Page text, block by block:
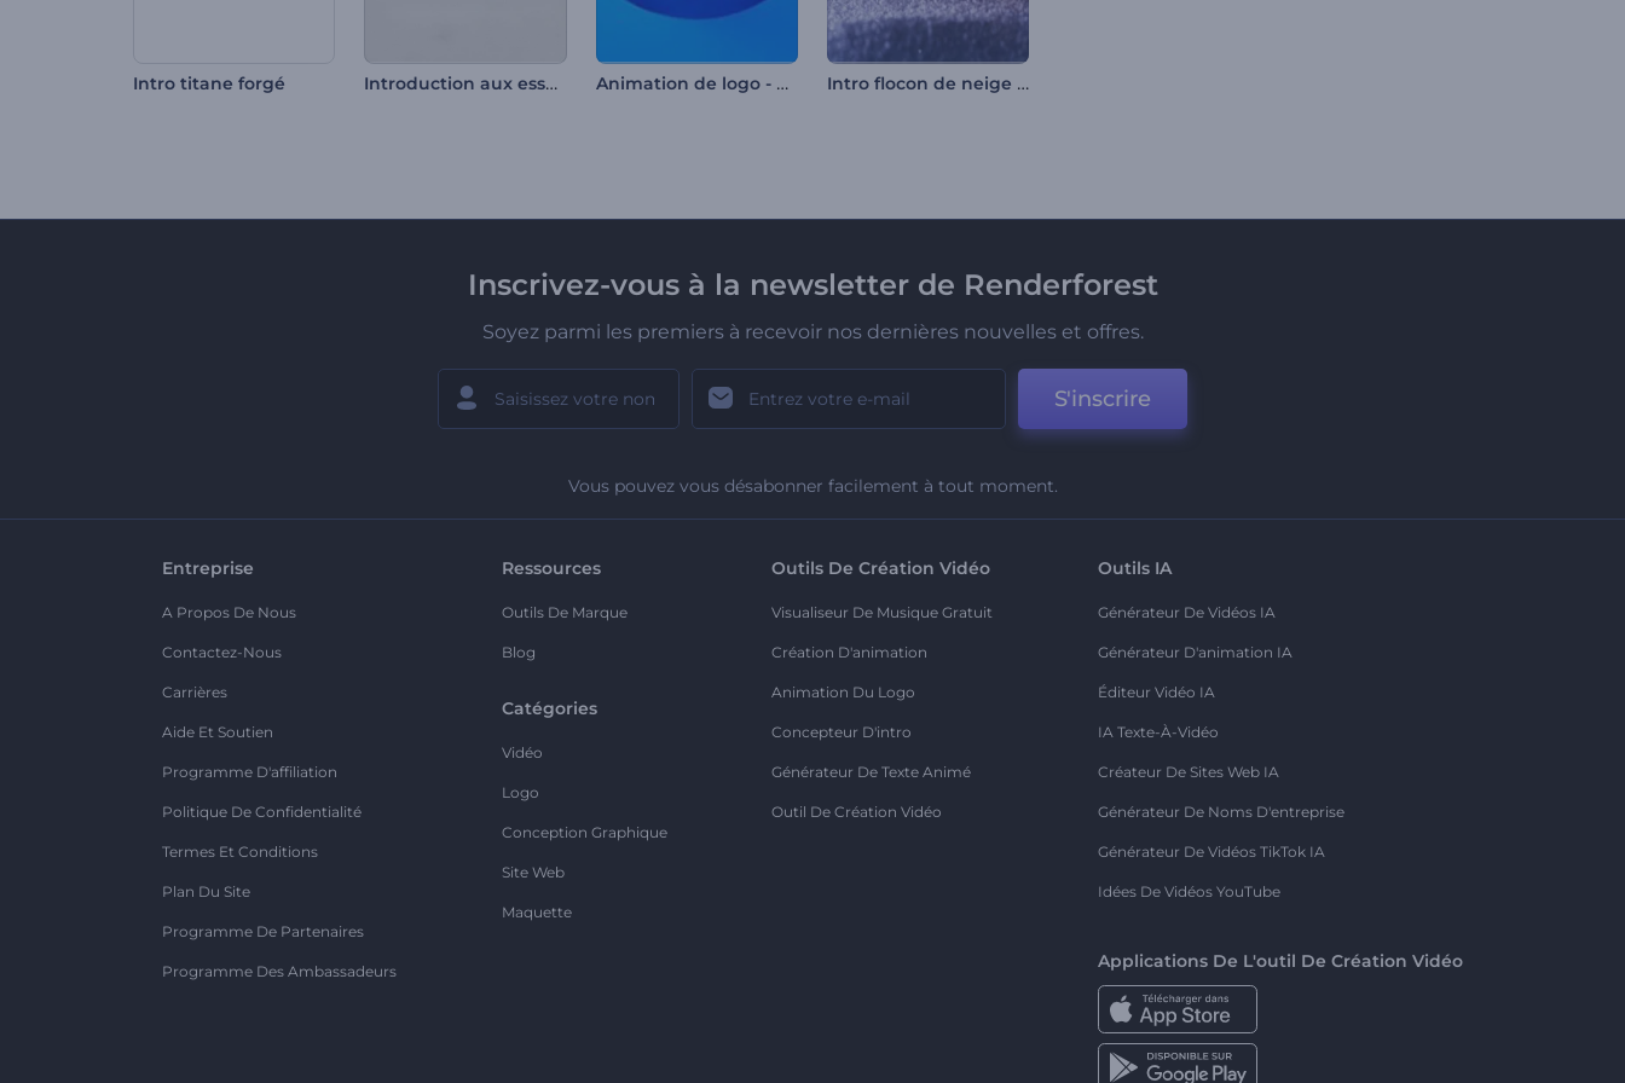
Intro titane forgé Introduction aux essentiels de la salle de sport Animation de logo - Rayures tournantes Intro flocon de neige scintillant
Inscrivez-vous à la newsletter de Renderforest
Soyez parmi les premiers à recevoir nos dernières nouvelles et offres.
S'inscrire
Vous pouvez vous désabonner facilement à tout moment.
Entreprise
A Propos De Nous
Contactez-Nous
Carrières
Aide Et Soutien
Programme D'affiliation
Politique De Confidentialité
Termes Et Conditions
Plan Du Site
Programme De Partenaires
Programme Des Ambassadeurs
Ressources
Outils De Marque
Blog
Catégories
Vidéo
Logo
Conception Graphique
Site Web
Maquette
Outils De Création Vidéo
Visualiseur De Musique Gratuit
Création D'animation
Animation Du Logo
Concepteur D'intro
Générateur De Texte Animé
Outil De Création Vidéo
Outils IA
Générateur De Vidéos IA
Générateur D'animation IA
Éditeur Vidéo IA
IA Texte-À-Vidéo
Créateur De Sites Web IA
Générateur De Noms D'entreprise
Générateur De Vidéos TikTok IA
Idées De Vidéos YouTube
Applications De L'outil De Création Vidéo